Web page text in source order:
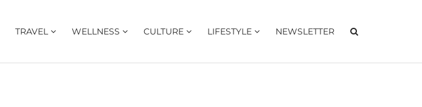
TRAVEL WELLNESS CULTURE LIFESTYLE NEWSLETTER